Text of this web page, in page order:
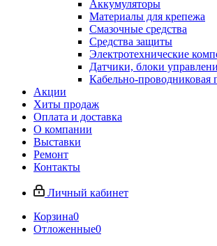
Аккумуляторы
Материалы для крепежа
Смазочные средства
Средства защиты
Электротехнические
Датчики, блоки
Кабельно-проводниковая
Акции
Хиты продаж
Оплата и доставка
О компании
Выставки
Ремонт
Контакты
Личный кабинет
Корзина0
Отложенные0